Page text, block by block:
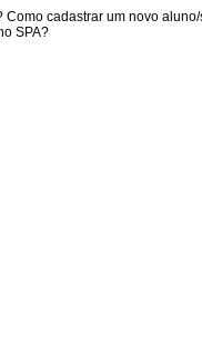
cadastrar um novo
SPA?